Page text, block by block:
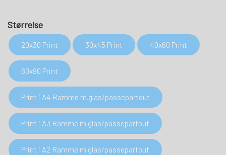
Størrelse
20x30 Print 30x45 Print 40x60 Print
60x90 Print
Print i A4 Ramme m.glas/passepartout
Print i A3 Ramme m.glas/passepartout
Print i A2 Ramme m.glas/passepartout